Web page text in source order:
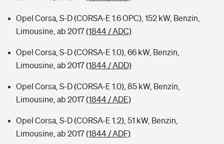
Opel Corsa, S-D (CORSA-E 1.6 OPC), 152 kW, Benzin,
Limousine, ab 2017(1844 / ADC)
Opel Corsa, S-D (CORSA-E 1.0), 66 kW, Benzin,
Limousine, ab 2017(1844 / ADD)
Opel Corsa, S-D (CORSA-E 1.0), 85 kW, Benzin,
Limousine, ab 2017(1844 / ADE)
Opel Corsa, S-D (CORSA-E 1.2), 51 kW, Benzin,
Limousine, ab 2017(1844 / ADF)